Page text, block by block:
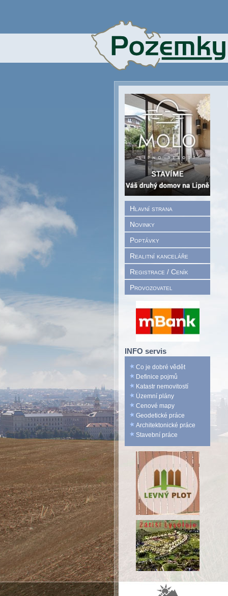
Hlavní strana
Novinky
Poptávky
Realitní kanceláře
Registrace / Ceník
Provozovatel
INFO servis
Co je dobré vědět
Definice pojmů
Katastr nemovitostí
Územní plány
Cenové mapy
Geodetické práce
Architektonické práce
Stavební práce